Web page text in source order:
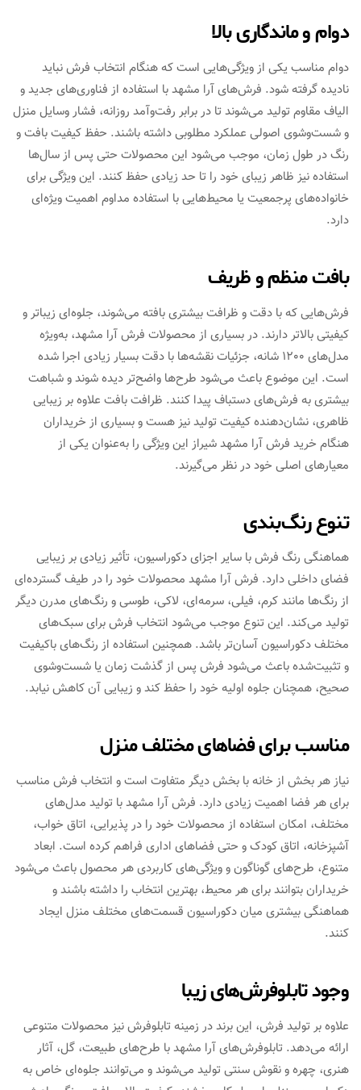
دوام و ماندگاری بالا
دوام مناسب یکی از ویژگی‌هایی است که هنگام انتخاب فرش نباید
نادیده گرفته شود. فرش‌های آرا مشهد با استفاده از فناوری‌های جدید و
الیاف مقاوم تولید می‌شوند تا در برابر رفت‌وآمد روزانه، فشار وسایل منزل
و شست‌وشوی اصولی عملکرد مطلوبی داشته باشند. حفظ کیفیت بافت و
رنگ در طول زمان، موجب می‌شود این محصولات حتی پس از سال‌ها
استفاده نیز ظاهر زیبای خود را تا حد زیادی حفظ کنند. این ویژگی برای
خانواده‌های پرجمعیت یا محیط‌هایی با استفاده مداوم اهمیت ویژه‌ای
دارد.
بافت منظم و ظریف
فرش‌هایی که با دقت و ظرافت بیشتری بافته می‌شوند، جلوه‌ای زیباتر و
کیفیتی بالاتر دارند. در بسیاری از محصولات فرش آرا مشهد، به‌ویژه
مدل‌های 1200 شانه، جزئیات نقشه‌ها با دقت بسیار زیادی اجرا شده
است. این موضوع باعث می‌شود طرح‌ها واضح‌تر دیده شوند و شباهت
بیشتری به فرش‌های دستباف پیدا کنند. ظرافت بافت علاوه بر زیبایی
ظاهری، نشان‌دهنده کیفیت تولید نیز هست و بسیاری از خریداران
هنگام خرید فرش آرا مشهد شیراز این ویژگی را به‌عنوان یکی از
معیارهای اصلی خود در نظر می‌گیرند.
تنوع رنگ‌بندی
هماهنگی رنگ فرش با سایر اجزای دکوراسیون، تأثیر زیادی بر زیبایی
فضای داخلی دارد. فرش آرا مشهد محصولات خود را در طیف گسترده‌ای
از رنگ‌ها مانند کرم، فیلی، سرمه‌ای، لاکی، طوسی و رنگ‌های مدرن دیگر
تولید می‌کند. این تنوع موجب می‌شود انتخاب فرش برای سبک‌های
مختلف دکوراسیون آسان‌تر باشد. همچنین استفاده از رنگ‌های باکیفیت
و تثبیت‌شده باعث می‌شود فرش پس از گذشت زمان یا شست‌وشوی
صحیح، همچنان جلوه اولیه خود را حفظ کند و زیبایی آن کاهش نیابد.
مناسب برای فضاهای مختلف منزل
نیاز هر بخش از خانه با بخش دیگر متفاوت است و انتخاب فرش مناسب
برای هر فضا اهمیت زیادی دارد. فرش آرا مشهد با تولید مدل‌های
مختلف، امکان استفاده از محصولات خود را در پذیرایی، اتاق خواب،
آشپزخانه، اتاق کودک و حتی فضاهای اداری فراهم کرده است. ابعاد
متنوع، طرح‌های گوناگون و ویژگی‌های کاربردی هر محصول باعث می‌شود
خریداران بتوانند برای هر محیط، بهترین انتخاب را داشته باشند و
هماهنگی بیشتری میان دکوراسیون قسمت‌های مختلف منزل ایجاد
کنند.
وجود تابلوفرش‌های زیبا
علاوه بر تولید فرش، این برند در زمینه تابلوفرش نیز محصولات متنوعی
ارائه می‌دهد. تابلوفرش‌های آرا مشهد با طرح‌های طبیعت، گل، آثار
هنری، چهره و نقوش سنتی تولید می‌شوند و می‌توانند جلوه‌ای خاص به